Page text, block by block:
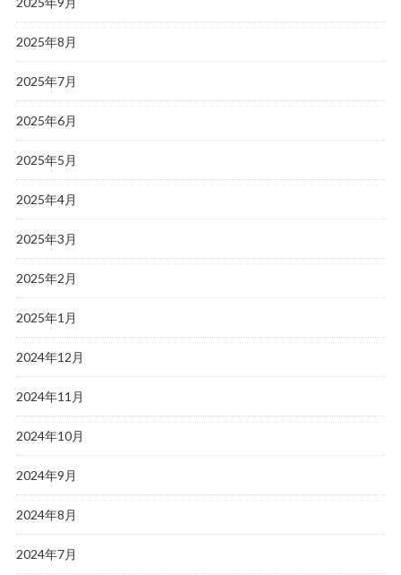
2025年8月
2025年7月
2025年6月
2025年5月
2025年4月
2025年3月
2025年2月
2025年1月
2024年12月
2024年11月
2024年10月
2024年9月
2024年8月
2024年7月